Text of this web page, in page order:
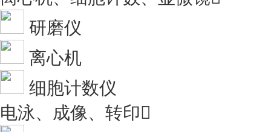
研磨仪
离心机
细胞计数仪
电泳、成像、转印